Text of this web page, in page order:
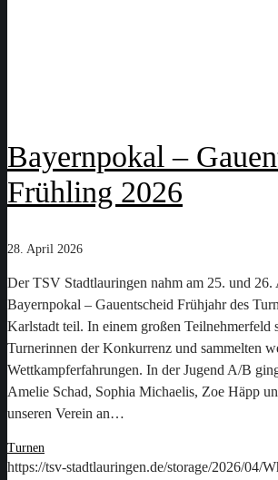
Bayernpokal –
Frühling 2026
28. April 2026
Der TSV Stadtlauringen nahm am 25. und
Bayernpokal – Gauentscheid Frühjahr des
Karlstadt teil. In einem großen Teilnehmerfeld
Turnerinnen der Konkurrenz und sammelten
Wettkampferfahrungen. In der Jugend A/B
Amelie Schad, Sophia Michaelis, Zoe Häpp
unseren Verein an…
Turnen
https://tsv-stadtlauringen.de/storage/2026/04/